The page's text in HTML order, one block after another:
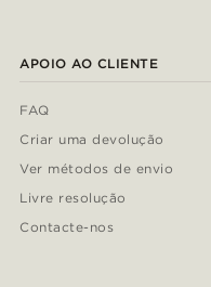
APOIO AO CLIENTE
FAQ
Criar uma devolução
Ver métodos de envio
Livre resolução
Contacte-nos